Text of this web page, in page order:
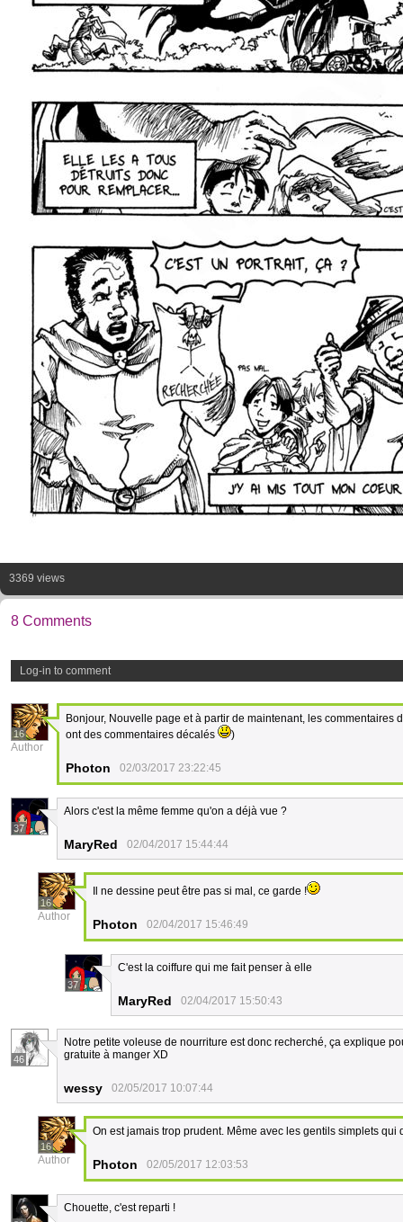
3369 views
8 Comments
Log-in to comment
16
Author
Bonjour, Nouvelle page et à partir de maintenant, les
ont des commentaires décalés
)
Photon 02/03/2017 23:22:45
37
Alors c'est la même femme qu'on a déjà vue ?
MaryRed 02/04/2017 15:44:44
16
Author
Il ne dessine peut être pas si mal, ce garde !
Photon 02/04/2017 15:46:49
37
C'est la coiffure qui me fait penser à elle
MaryRed 02/04/2017 15:50:43
46
Notre petite voleuse de nourriture est donc recherché, ça explique
gratuite à manger XD
wessy 02/05/2017 10:07:44
16
Author
On est jamais trop prudent. Même avec les gentils simplets qui
Photon 02/05/2017 12:03:53
Chouette, c'est reparti !